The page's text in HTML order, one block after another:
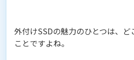
外付けSSDの魅力のひとつは、ど
ことですよね。